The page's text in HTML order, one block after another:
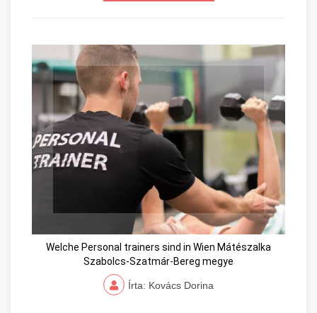
Welche Personal trainers sind in Wien Mátészalka
Szabolcs-Szatmár-Bereg megye
Írta: Kovács Dorina